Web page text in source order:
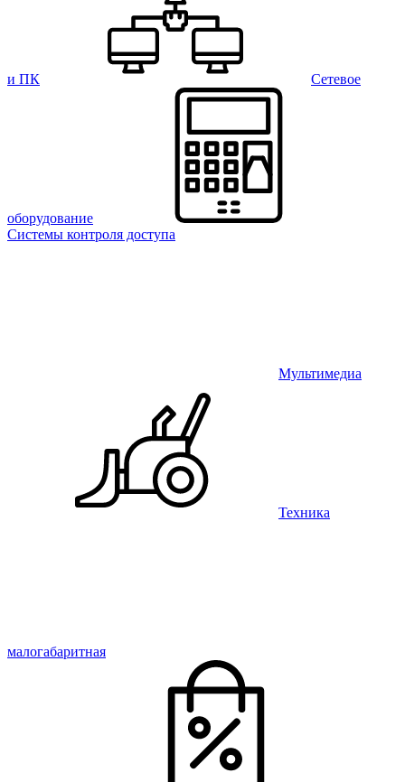
и ПК Сетевое
оборудование
Системы контроля доступа
Мультимедиа
Техника
малогабаритная